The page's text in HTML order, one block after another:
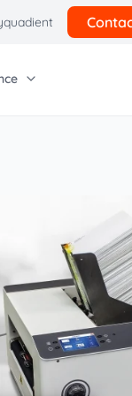
Économies courrier
Offre postale 2026